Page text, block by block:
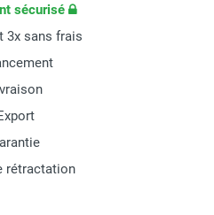
sécurisé
3x sans frais
rétractation